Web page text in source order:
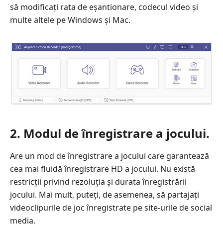
să modificați rata de eșantionare, codecul video și
multe altele pe Windows și Mac.
2. Modul de înregistrare a jocului.
Are un mod de înregistrare a jocului care garantează
cea mai fluidă înregistrare HD a jocului. Nu există
restricții privind rezoluția și durata înregistrării
jocului. Mai mult, puteți, de asemenea, să partajați
videoclipurile de joc înregistrate pe site-urile de social
media.